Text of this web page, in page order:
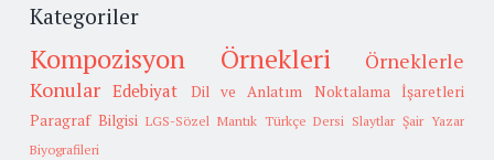
Kategoriler
Kompozisyon Örnekleri
Örneklerle
Konular Edebiyat Dil ve Anlatım
Noktalama İşaretleri
Paragraf Bilgisi LGS-Sözel Mantık Türkçe Dersi Slaytlar Şair Yazar
Biyografileri